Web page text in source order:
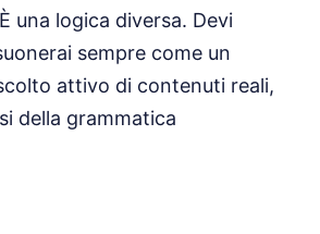
una logica diversa. Devi
sempre come un
attivo di contenuti reali,
della grammatica